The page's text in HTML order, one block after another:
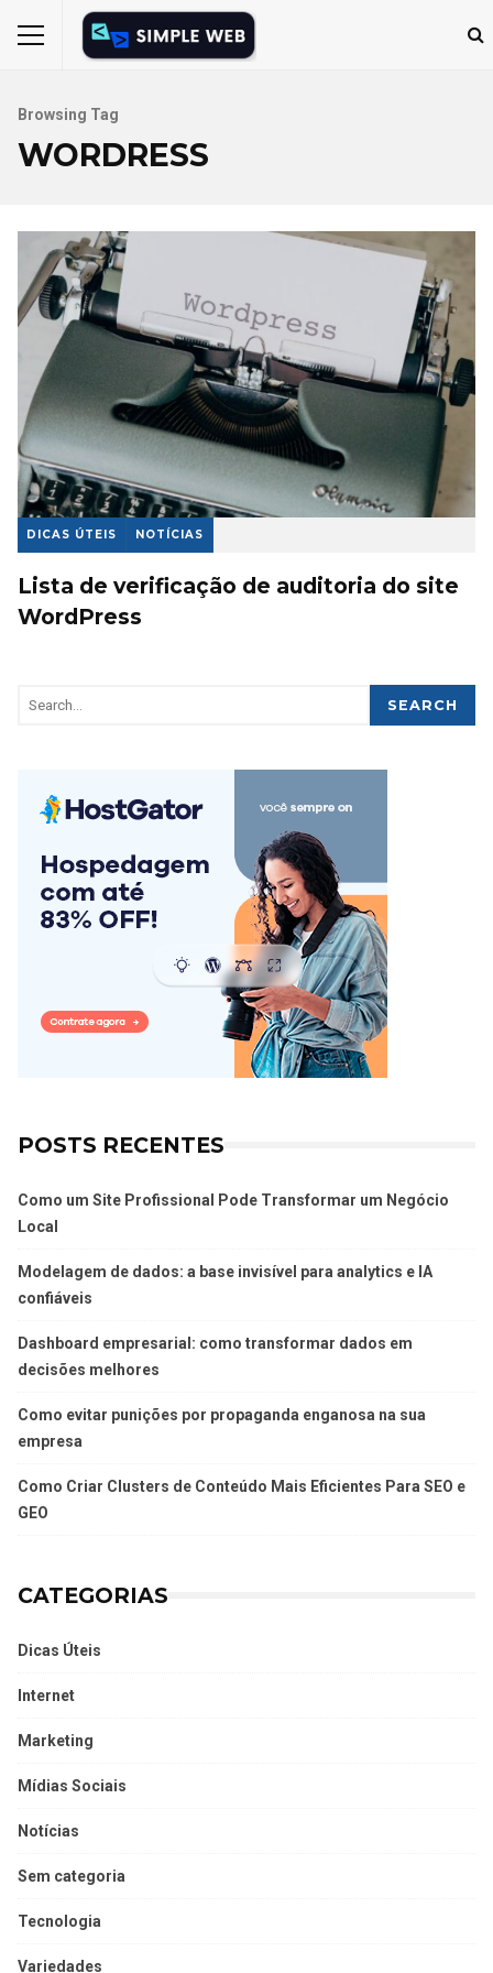
Browsing Tag
WORDRESS
DICAS ÚTEIS NOTÍCIAS
Lista de verificação de auditoria do site
WordPress
SEARCH
POSTS RECENTES
Como um Site Profissional Pode Transformar um Negócio
Local
Modelagem de dados: a base invisível para analytics e IA
confiáveis
Dashboard empresarial: como transformar dados em
decisões melhores
Como evitar punições por propaganda enganosa na sua
empresa
Como Criar Clusters de Conteúdo Mais Eficientes Para SEO e
GEO
CATEGORIAS
Dicas Úteis
Internet
Marketing
Mídias Sociais
Notícias
Sem categoria
Tecnologia
Variedades